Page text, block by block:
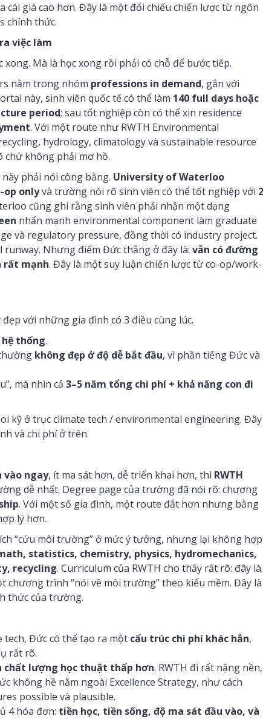
cái giá cao hơn. Đây là một đối chiếu chiến lược từ ngôn
chính thức.
việc làm
Mà là học xong rồi phải có chỗ để bước tiếp.
nằm trong nhóm professions in demand, gắn với
này, sinh viên quốc tế có thể làm 140 full days hoặc
period; sau tốt nghiệp còn có thể xin residence
. Với một route như RWTH Environmental
hydrology, climatology và sustainable resource
chứ không phải mơ hồ.
phải nói công bằng. University of Waterloo
op onlyvà trường nói rõ sinh viên có thể tốt nghiệp với 2
cũng ghi rằng sinh viên phải nhận một dạng
nhấn mạnh environmental component làm graduate
và regulatory pressure, đồng thời có industry project.
Nhưng điểm Đức thắng ở đây là: vẫn có đường
rất mạnh. Đây là một suy luận chiến lược từ co-op/work-
đẹp với những gia đình có 3 điều cùng lúc.
hệ thống.
không đẹp ở độ dễ bắt đầu, vì phần tiếng Đức và
mà nhìn cả 3–5 năm tổng chi phí + khả năng con đi
kỹ ở trục climate tech / environmental engineering. Đây
và chi phí ở trên.
vào ngay, ít ma sát hơn, dễ triển khai hơn, thì RWTH
dễ nhất. Degree page của trường đã nói rõ: chương
. Với một số gia đình, một route đắt hơn nhưng bằng
lý hơn.
“cứu môi trường” ở mức ý tưởng, nhưng lại không hợp
statistics, chemistry, physics, hydromechanics,
recycling. Curriculum của RWTH cho thấy rất rõ: đây là
trình “nói về môi trường” theo kiểu mềm. Đây là
thức của trường.
tech, Đức có thể tạo ra một cấu trúc chi phí khác hẳn,
rất rõ.
chất lượng học thuật thấp hơn. RWTH đi rất nặng nền,
không hề nằm ngoài Excellence Strategy, như cách
possible và plausible.
4 hóa đơn: tiền học, tiền sống, độ ma sát đầu vào, và